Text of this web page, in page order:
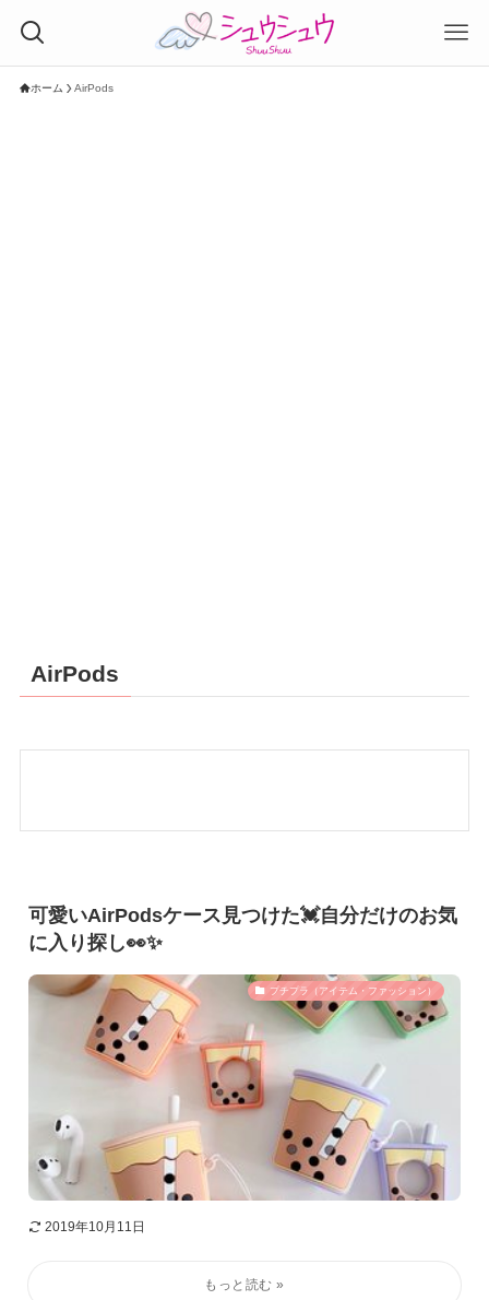
ホーム AirPods
AirPods
可愛いAirPodsケース見つけた💓自分だけのお気
に入り探し👀✨
プチプラ（アイテム・ファッション）
2019年10月11日